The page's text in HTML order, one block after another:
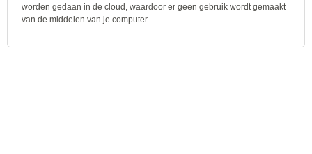
worden gedaan in de cloud, waardoor er geen gebruik wordt gemaakt
van de middelen van je computer.